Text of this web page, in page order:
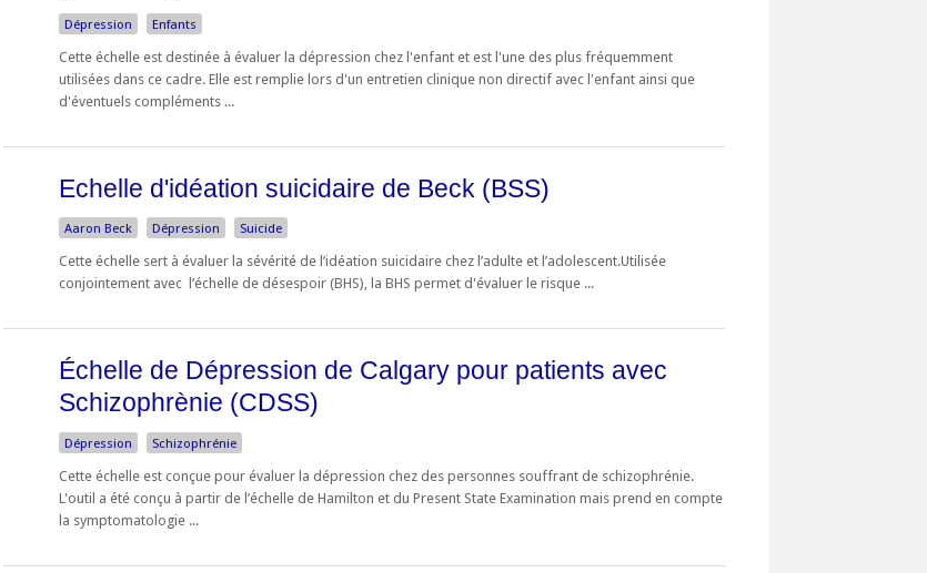
Dépression Enfants
Cette échelle est destinée à évaluer la dépression chez l'enfant et est l'une des plus fréquemment
utilisées dans ce cadre. Elle est remplie lors d'un entretien clinique non directif avec l'enfant ainsi que
d'éventuels compléments ...
Echelle d'idéation suicidaire de Beck (BSS)
Aaron Beck Dépression Suicide
Cette échelle sert à évaluer la sévérité de l’idéation suicidaire chez l’adulte et l’adolescent.Utilisée
conjointement avec l’échelle de désespoir (BHS), la BHS permet d'évaluer le risque ...
Échelle de Dépression de Calgary pour patients avec
Schizophrènie (CDSS)
Dépression Schizophrénie
Cette échelle est conçue pour évaluer la dépression chez des personnes souffrant de schizophrénie.
L'outil a été conçu à partir de l’échelle de Hamilton et du Present State Examination mais prend en compte
la symptomatologie ...